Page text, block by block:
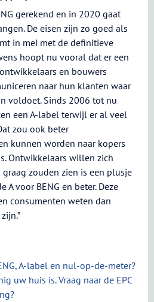
gerekend en in 2020 gaat
De eisen zijn zo goed als
in mei met de definitieve
hoopt nu vooral dat er een
en bouwers
naar hun klanten waar
voldoet. Sinds 2006 tot nu
een A-label terwijl er al veel
zou ook beter
kunnen worden naar kopers
Ontwikkelaars willen zich
graag zouden zien is een plusje
A voor BENG en beter. Deze
consumenten weten dan
A-label en nul-op-de-meter?
uw huis is. Vraag naar de EPC